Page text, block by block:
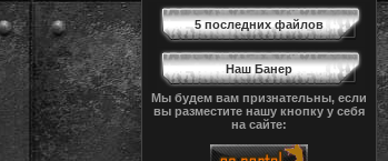
5 последних файлов
Наш Банер
Мы будем вам признательны, если
вы разместите нашу кнопку у себя
на сайте: